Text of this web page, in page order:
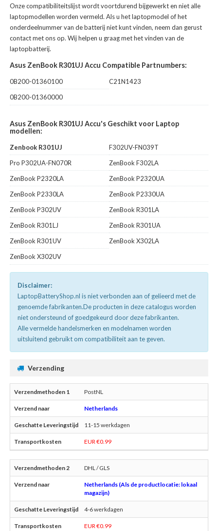
Onze compatibiliteitslijst wordt voortdurend bijgewerkt en niet alle
laptopmodellen worden vermeld. Als u het laptopmodel of het
onderdeelnummer van de batterij niet kunt vinden, neem dan gerust
contact met ons op. Wij helpen u graag met het vinden van de
laptopbatterij.
Asus ZenBook R301UJ Accu Compatible Partnumbers:
0B200-01360100
C21N1423
0B200-01360000
Asus ZenBook R301UJ Accu's Geschikt voor Laptop
modellen:
Zenbook R301UJ
F302UV-FN039T
Pro P302UA-FN070R
ZenBook F302LA
ZenBook P2320LA
ZenBook P2320UA
ZenBook P2330LA
ZenBook P2330UA
ZenBook P302UV
ZenBook R301LA
ZenBook R301LJ
ZenBook R301UA
ZenBook R301UV
ZenBook X302LA
ZenBook X302UV
Disclaimer:
LaptopBatteryShop.nl is niet verbonden aan of gelieerd met de
genoemde fabrikanten.De producten in deze catalogus worden
niet ondersteund of goedgekeurd door deze fabrikanten.
Alle vermelde handelsmerken en modelnamen worden
uitsluitend gebruikt om compatibiliteit aan te geven.
Verzending
PostNL
Netherlands
11-15 werkdagen
EUR €0.99
DHL / GLS
Netherlands (Als de productlocatie: lokaal
magazijn)
4-6 werkdagen
EUR €0.99